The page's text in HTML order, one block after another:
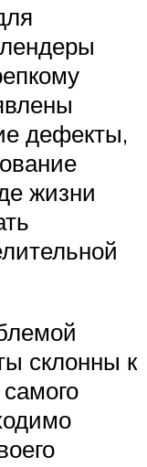
дефекты,
жизни
склонны к